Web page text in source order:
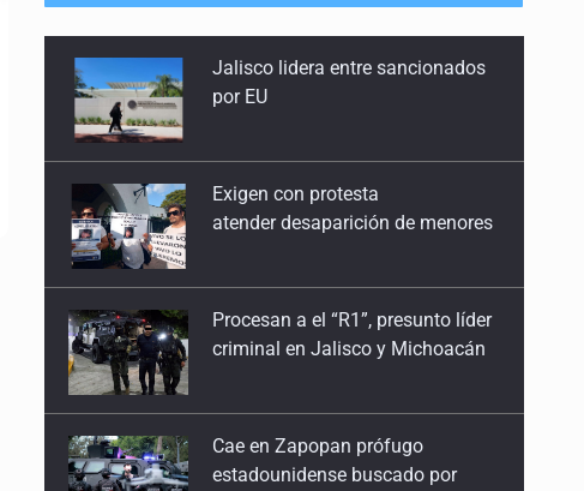
Exigen con protesta
atender desaparición de menores
Procesan a el “R1”, presunto líder
criminal en Jalisco y Michoacán
Cae en Zapopan prófugo
estadounidense buscado por
Avalan rebaja del Siapa para 203
colonias